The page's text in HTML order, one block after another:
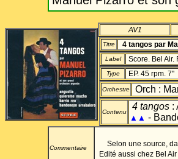
AV1
Titre 4 tangos par
Label Score. Bel Air.
Type EP. 45 rpm. 7''
Orchestre Orch :
Contenu
4 tangos :
▲▲ -
Commentaire Selon une source,
Edité aussi chez Bel